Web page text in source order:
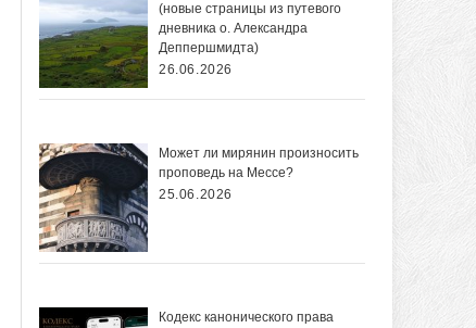
(новые страницы из путевого
дневника о. Александра
Деппершмидта)
26.06.2026
Может ли мирянин произносить
проповедь на Мессе?
25.06.2026
Кодекс канонического права